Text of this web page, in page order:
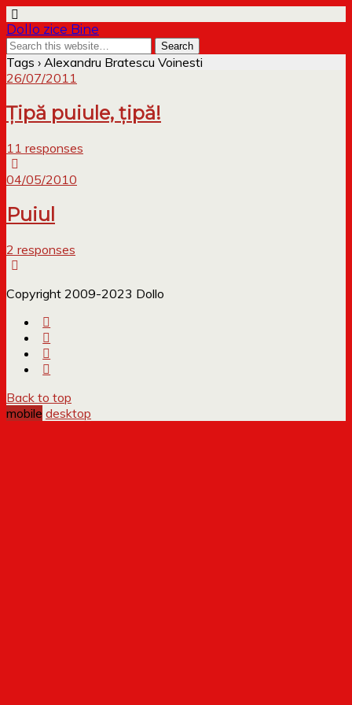
Dollo zice Bine
Tags › Alexandru Bratescu Voinesti
26/07/2011
Țipă puiule, țipă!
11 responses
04/05/2010
Puiul
2 responses
Copyright 2009-2023 Dollo
Back to top
mobile desktop